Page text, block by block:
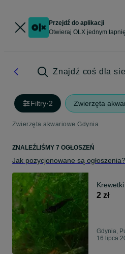
Przejdź do aplikacji
Otwieraj OLX jednym
Znajdź coś dla
Filtry·2 Zwierzęta
Zwierzęta akwariowe Gdynia
ZNALEŹLIŚMY 7 OGŁOSZEŃ
Jak pozycjonowane są ogłoszenia?
2 zł
Gdynia,
16 lipca